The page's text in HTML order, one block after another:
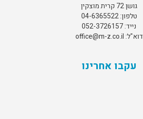
גושן 72 קרית מוצקין
טלפון: 04-6365522
נייד: 052-3726157
דוא"ל: office@m-z.co.il
עקבו אחרינו